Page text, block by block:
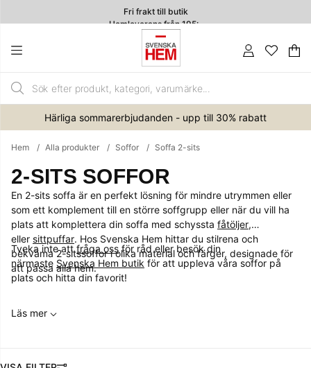
Fri frakt till butik
Hemleverans från 195:-
.
Härliga sommarerbjudanden - upp till 30% rabatt
Hem Alla produkter Soffor Soffa 2-sits
2-SITS SOFFOR
En 2-sits soffa är en perfekt lösning för mindre utrymmen eller
som ett komplement till en större soffgrupp eller när du vill ha
plats att komplettera din soffa med schyssta fåtöljer,
eller sittpuffar. Hos Svenska Hem hittar du stilrena och
bekväma 2-sitssoffor i olika material och färger, designade för
att passa alla hem.
Tveka inte attfråga oss för råd eller besök din
närmaste Svenska Hem butik för att uppleva våra soffor på
plats och hitta din favorit!
Läs mer